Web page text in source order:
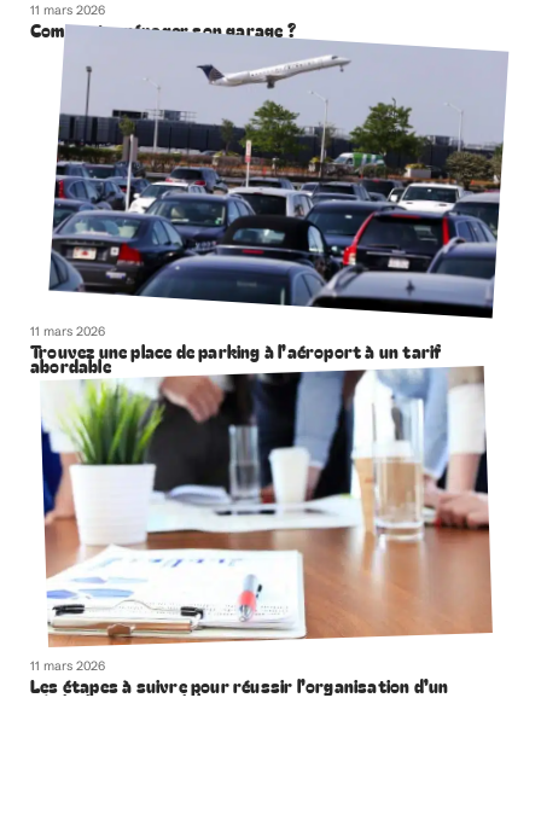
11 mars 2026
Comment aménager son garage ?
11 mars 2026
Trouvez une place de parking à l’aéroport à un tarif
abordable
11 mars 2026
Les étapes à suivre pour réussir l’organisation d’un
séminaire commercial